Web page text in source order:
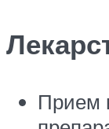
Прием